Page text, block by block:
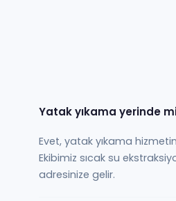
Yatak yıkama yerinde mi
Evet, yatak yıkama
Ekibimiz sıcak su
adresinize gelir.